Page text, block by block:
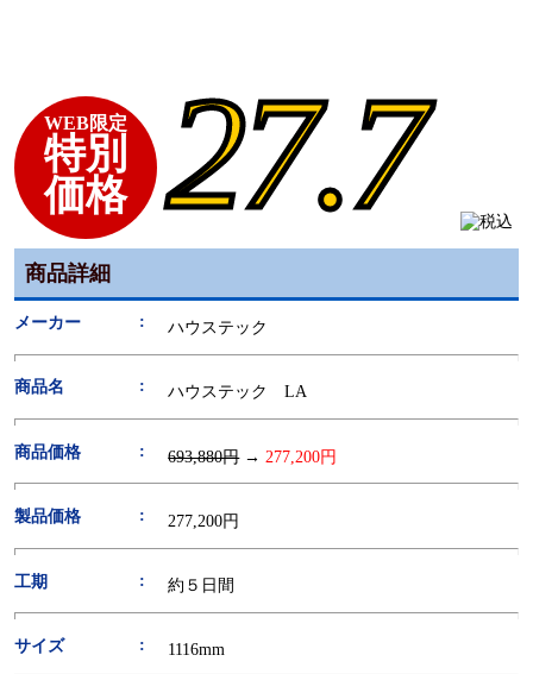
WEB限定
特別
価格
27.7
商品詳細
メーカー ハウステック
商品名 ハウステック LA
商品価格 693,880円→ 277,200円
製品価格 277,200円
工期 約５日間
サイズ 1116mm